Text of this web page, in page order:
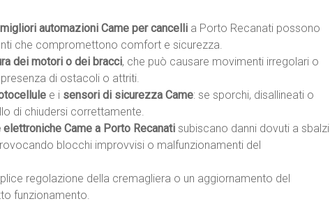
migliori automazioni Came per cancelli a Porto Recanati possono
che compromettono comfort e sicurezza.
dei motori o dei bracci, che può causare movimenti irregolari o
di ostacoli o attriti.
e i sensori di sicurezza Came: se sporchi, disallineati o
di chiudersi correttamente.
elettroniche Came a Porto Recanati subiscano danni dovuti a sbalzi
blocchi improvvisi o malfunzionamenti del
regolazione della cremagliera o un aggiornamento del
funzionamento.